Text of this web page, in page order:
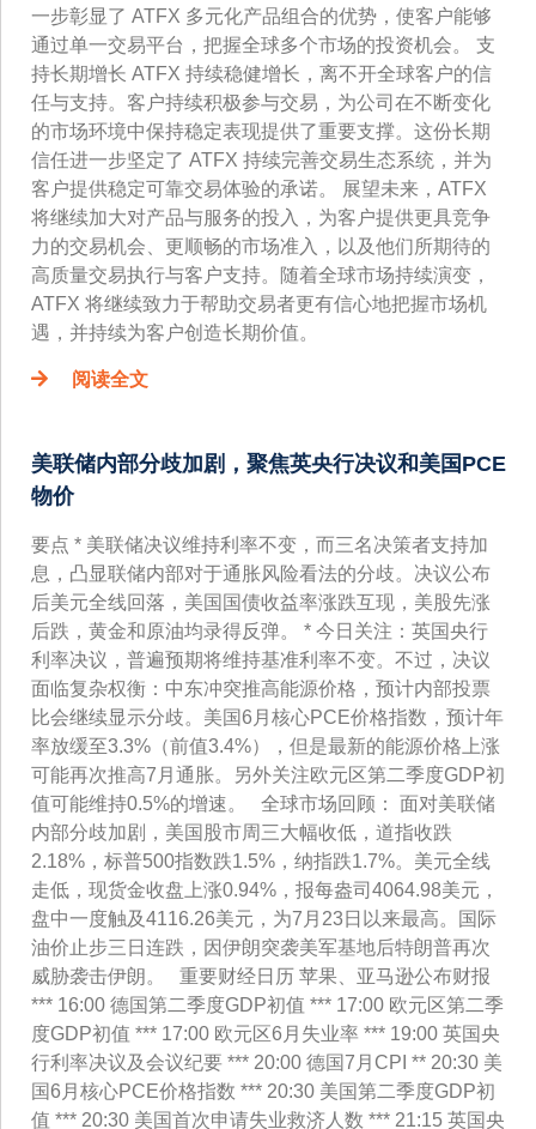
一步彰显了 ATFX 多元化产品组合的优势，使客户能够
通过单一交易平台，把握全球多个市场的投资机会。 支
持长期增长 ATFX 持续稳健增长，离不开全球客户的信
任与支持。客户持续积极参与交易，为公司在不断变化
的市场环境中保持稳定表现提供了重要支撑。这份长期
信任进一步坚定了 ATFX 持续完善交易生态系统，并为
客户提供稳定可靠交易体验的承诺。 展望未来，ATFX
将继续加大对产品与服务的投入，为客户提供更具竞争
力的交易机会、更顺畅的市场准入，以及他们所期待的
高质量交易执行与客户支持。随着全球市场持续演变，
ATFX 将继续致力于帮助交易者更有信心地把握市场机
遇，并持续为客户创造长期价值。
阅读全文
美联储内部分歧加剧，聚焦英央行决议和美国PCE
物价
要点 * 美联储决议维持利率不变，而三名决策者支持加
息，凸显联储内部对于通胀风险看法的分歧。决议公布
后美元全线回落，美国国债收益率涨跌互现，美股先涨
后跌，黄金和原油均录得反弹。 * 今日关注：英国央行
利率决议，普遍预期将维持基准利率不变。不过，决议
面临复杂权衡：中东冲突推高能源价格，预计内部投票
比会继续显示分歧。美国6月核心PCE价格指数，预计年
率放缓至3.3%（前值3.4%），但是最新的能源价格上涨
可能再次推高7月通胀。另外关注欧元区第二季度GDP初
值可能维持0.5%的增速。 全球市场回顾： 面对美联储
内部分歧加剧，美国股市周三大幅收低，道指收跌
2.18%，标普500指数跌1.5%，纳指跌1.7%。美元全线
走低，现货金收盘上涨0.94%，报每盎司4064.98美元，
盘中一度触及4116.26美元，为7月23日以来最高。国际
油价止步三日连跌，因伊朗突袭美军基地后特朗普再次
威胁袭击伊朗。 重要财经日历 苹果、亚马逊公布财报
*** 16:00 德国第二季度GDP初值 *** 17:00 欧元区第二季
度GDP初值 *** 17:00 欧元区6月失业率 *** 19:00 英国央
行利率决议及会议纪要 *** 20:00 德国7月CPI ** 20:30 美
国6月核心PCE价格指数 *** 20:30 美国第二季度GDP初
值 *** 20:30 美国首次申请失业救济人数 *** 21:15 英国央